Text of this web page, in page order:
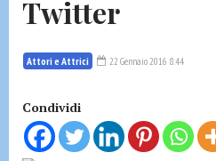
e
a
i
g
a
Twitter
Attori e Attrici 22 Gennaio 2016 8:44
Condividi